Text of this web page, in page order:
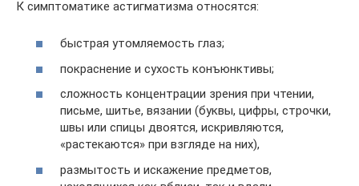
К симптоматике астигматизма относятся:
быстрая утомляемость глаз;
покраснение и сухость конъюнктивы;
сложность концентрации зрения при чтении,
письме, шитье, вязании (буквы, цифры, строчки,
швы или спицы двоятся, искривляются,
«растекаются» при взгляде на них),
размытость и искажение предметов,